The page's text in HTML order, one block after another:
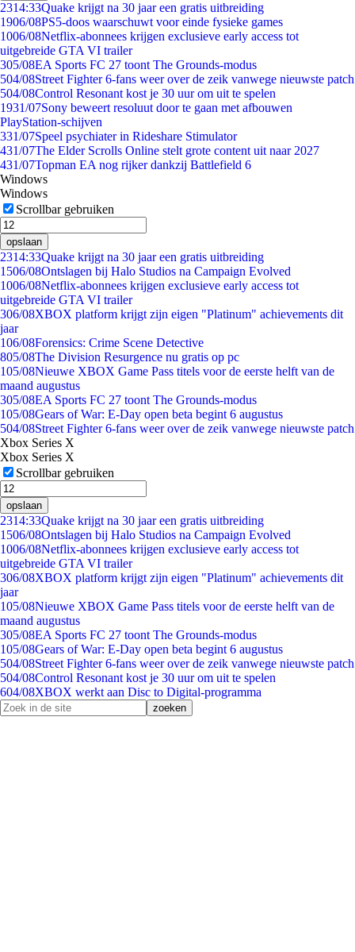
2314:33Quake krijgt na 30 jaar een gratis uitbreiding
1906/08PS5-doos waarschuwt voor einde fysieke games
1006/08Netflix-abonnees krijgen exclusieve early access tot
uitgebreide GTA VI trailer
305/08EA Sports FC 27 toont The Grounds-modus
504/08Street Fighter 6-fans weer over de zeik vanwege nieuwste patch
504/08Control Resonant kost je 30 uur om uit te spelen
1931/07Sony beweert resoluut door te gaan met afbouwen
PlayStation-schijven
331/07Speel psychiater in Rideshare Stimulator
431/07The Elder Scrolls Online stelt grote content uit naar 2027
431/07Topman EA nog rijker dankzij Battlefield 6
Windows
Windows
Scrollbar gebruiken
opslaan
2314:33Quake krijgt na 30 jaar een gratis uitbreiding
1506/08Ontslagen bij Halo Studios na Campaign Evolved
1006/08Netflix-abonnees krijgen exclusieve early access tot
uitgebreide GTA VI trailer
306/08XBOX platform krijgt zijn eigen "Platinum" achievements dit
jaar
106/08Forensics: Crime Scene Detective
805/08The Division Resurgence nu gratis op pc
105/08Nieuwe XBOX Game Pass titels voor de eerste helft van de
maand augustus
305/08EA Sports FC 27 toont The Grounds-modus
105/08Gears of War: E-Day open beta begint 6 augustus
504/08Street Fighter 6-fans weer over de zeik vanwege nieuwste patch
Xbox Series X
Xbox Series X
Scrollbar gebruiken
opslaan
2314:33Quake krijgt na 30 jaar een gratis uitbreiding
1506/08Ontslagen bij Halo Studios na Campaign Evolved
1006/08Netflix-abonnees krijgen exclusieve early access tot
uitgebreide GTA VI trailer
306/08XBOX platform krijgt zijn eigen "Platinum" achievements dit
jaar
105/08Nieuwe XBOX Game Pass titels voor de eerste helft van de
maand augustus
305/08EA Sports FC 27 toont The Grounds-modus
105/08Gears of War: E-Day open beta begint 6 augustus
504/08Street Fighter 6-fans weer over de zeik vanwege nieuwste patch
504/08Control Resonant kost je 30 uur om uit te spelen
604/08XBOX werkt aan Disc to Digital-programma